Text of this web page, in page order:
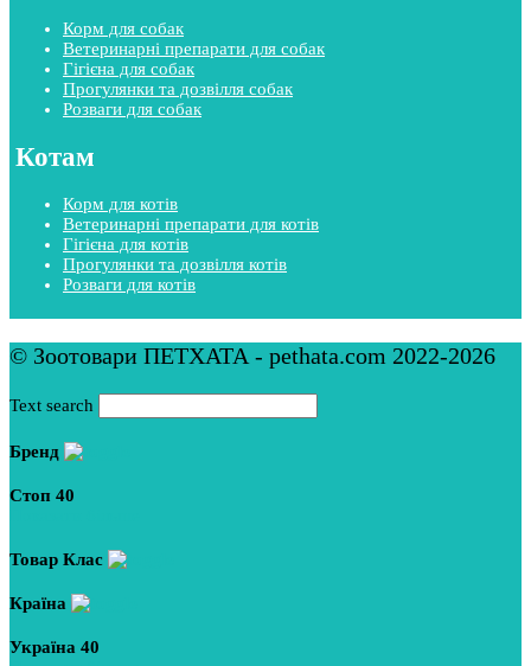
Корм для собак
Ветеринарні препарати для собак
Гігієна для собак
Прогулянки та дозвілля собак
Розваги для собак
Котам
Корм для котів
Ветеринарні препарати для котів
Гігієна для котів
Прогулянки та дозвілля котів
Розваги для котів
© Зоотовари ПЕТХАТА - pethata.com 2022-2026
Text search
Бренд
Стоп 40
Товар Клас
Країна
Україна 40